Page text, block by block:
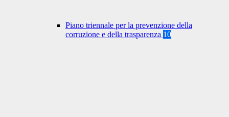
Piano triennale per la prevenzione della
corruzione e della trasparenza 10